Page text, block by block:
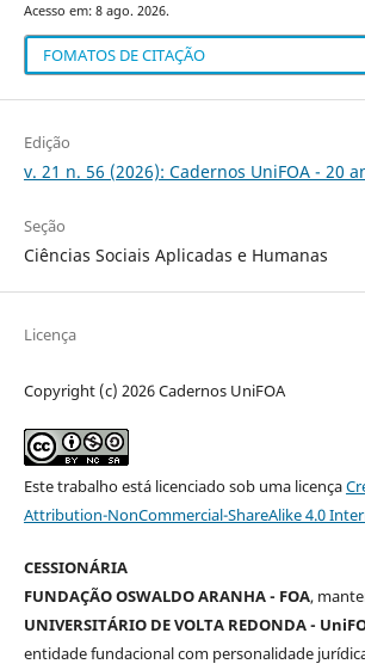
Acesso em: 8 ago. 2026.
FOMATOS DE CITAÇÃO
Edição
v. 21 n. 56 (2026): Cadernos UniFOA - 20
Seção
Ciências Sociais Aplicadas e Humanas
Licença
Copyright (c) 2026 Cadernos UniFOA
Este trabalho está licenciado sob uma licença
Attribution-NonCommercial-ShareAlike 4.0
CESSIONÁRIA
FUNDAÇÃO OSWALDO ARANHA - FOA,
UNIVERSITÁRIO DE VOLTA REDONDA -
entidade fundacional com personalidade